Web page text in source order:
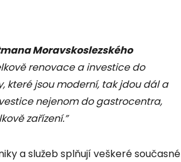
Moravskoslezského
renovace a investice do
které jsou moderní, tak jdou dál a
nejenom do gastrocentra,
zařízení.”
a služeb splňují veškeré současné